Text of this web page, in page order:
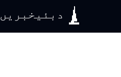
دبئیخبریں